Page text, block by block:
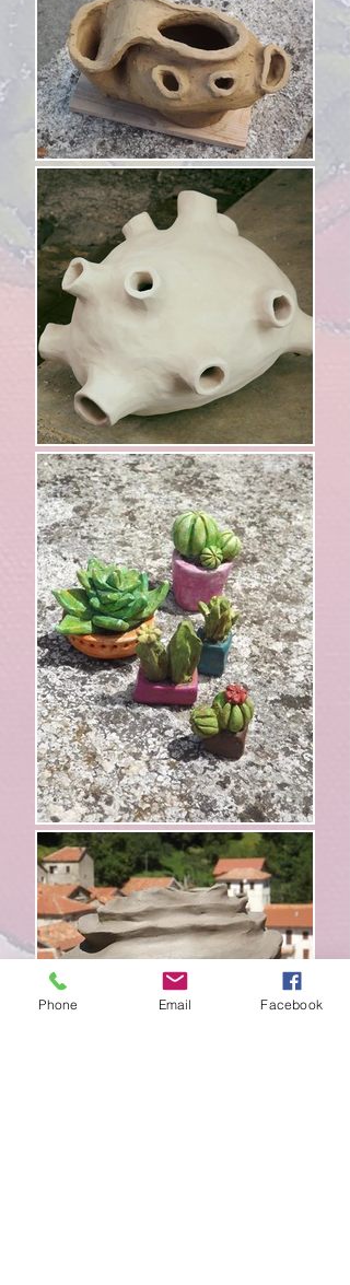
Phone Email Facebook